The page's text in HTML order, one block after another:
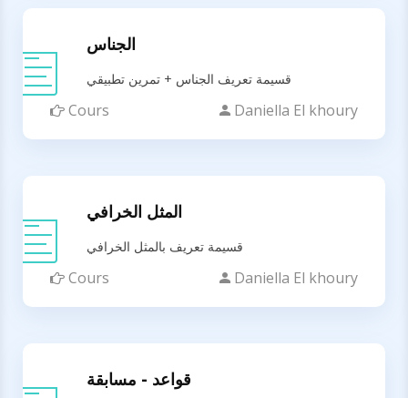
الجناس
قسيمة تعريف الجناس + تمرين تطبيقي
Cours Daniella El khoury
المثل الخرافي
قسيمة تعريف بالمثل الخرافي
Cours Daniella El khoury
قواعد - مسابقة